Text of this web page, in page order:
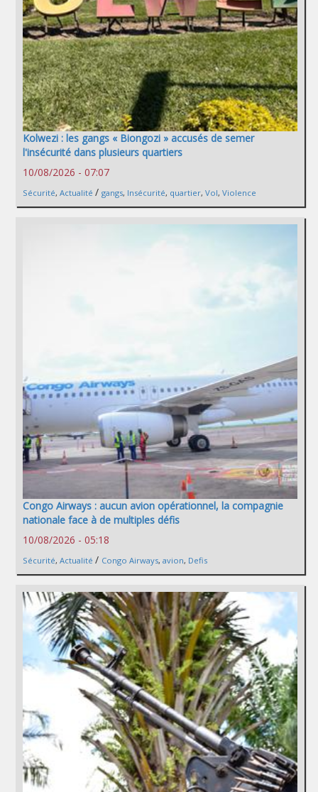
Kolwezi : les gangs « Biongozi » accusés de semer
l'insécurité dans plusieurs quartiers
10/08/2026 - 07:07
Sécurité, Actualité / gangs, Insécurité, quartier, Vol, Violence
Congo Airways : aucun avion opérationnel, la compagnie
nationale face à de multiples défis
10/08/2026 - 05:18
Sécurité, Actualité / Congo Airways, avion, Defis